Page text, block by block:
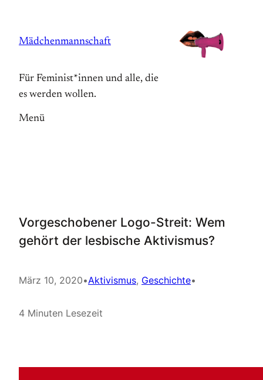
springen
Mädchenmannschaft
Für Feminist*innen und alle, die
es werden wollen.
Menü
Vorgeschobener Logo-Streit: Wem
gehört der lesbische Aktivismus?
März 10, 2020•Aktivismus, Geschichte•
4 Minuten Lesezeit